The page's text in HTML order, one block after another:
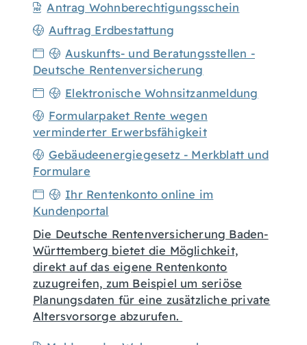
Antrag Wohnberechtigungsschein
Auftrag Erdbestattung
Auskunfts- und Beratungsstellen -
Deutsche Rentenversicherung
Elektronische Wohnsitzanmeldung
Formularpaket Rente wegen
verminderter Erwerbsfähigkeit
Gebäudeenergiegesetz - Merkblatt und
Formulare
Ihr Rentenkonto online im
Kundenportal
Die Deutsche Rentenversicherung Baden-
Württemberg bietet die Möglichkeit,
direkt auf das eigene Rentenkonto
zuzugreifen, zum Beispiel um seriöse
Planungsdaten für eine zusätzliche private
Altersvorsorge abzurufen.